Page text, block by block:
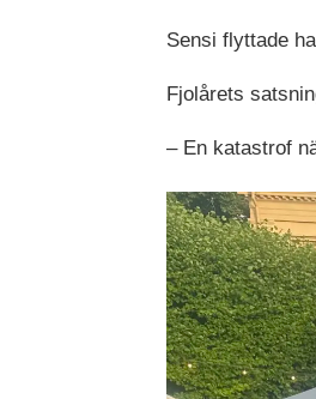
Sensi flyttade
Fjolårets
– En katastrof